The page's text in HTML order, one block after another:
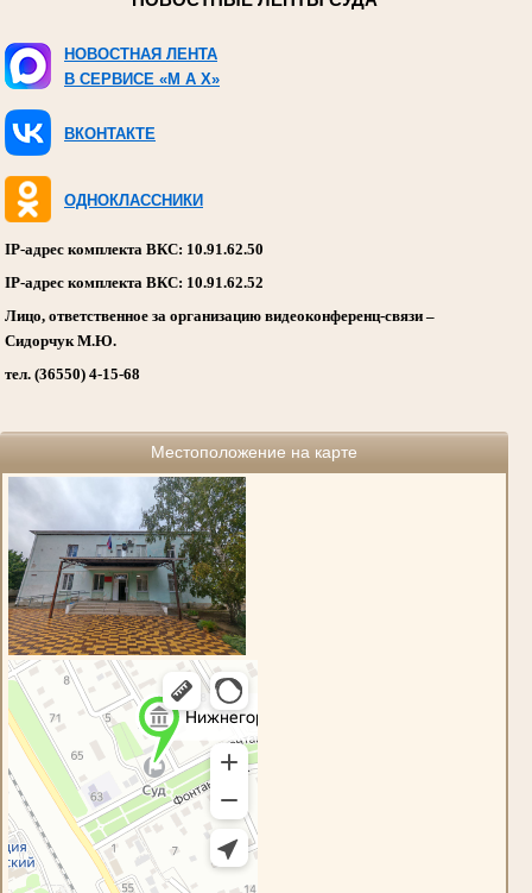
НОВОСТНАЯ ЛЕНТА
В СЕРВИСЕ «M A X»
ВКОНТАКТЕ
ОДНОКЛАССНИКИ
IP-адрес комплекта ВКС: 10.91.62.50
IP-адрес комплекта ВКС: 10.91.62.52
Лицо, ответственное за организацию видеоконференц-связи –
Сидорчук М.Ю.
тел. (36550) 4-15-68
Местоположение на карте